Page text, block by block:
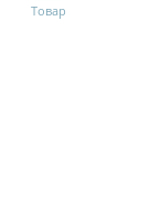
Товар